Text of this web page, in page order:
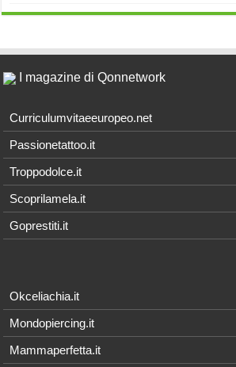
I magazine di Qonnetwork
Curriculumvitaeeuropeo.net
Passionetattoo.it
Troppodolce.it
Scoprilamela.it
Goprestiti.it
Okceliachia.it
Mondopiercing.it
Mammaperfetta.it